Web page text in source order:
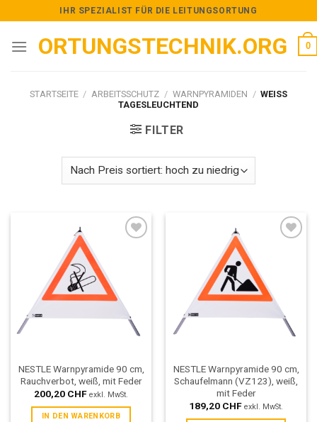
to
content
IHR SPEZIALIST FÜR DIE LEITUNGSORTUNG
ORTUNGSTECHNIK.ORG 0
STARTSEITE / ARBEITSSCHUTZ / WARNPYRAMIDEN / WEISS
TAGESLEUCHTEND
FILTER
NESTLE Warnpyramide 90 cm,
Rauchverbot, weiß, mit Feder
200,20 CHF exkl. MwSt.
IN DEN WARENKORB
NESTLE Warnpyramide 90 cm,
Schaufelmann (VZ123), weiß,
mit Feder
189,20 CHF exkl. MwSt.